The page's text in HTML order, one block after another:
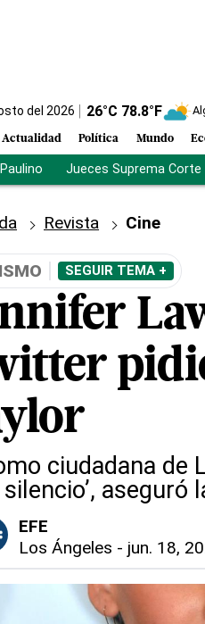
del 2026 26°C 78.8°F
Actualidad Política Mundo
Jueces Suprema Corte
Revista Cine
SEGUIR TEMA +
ciudadana
aseguró
EFE
Los Ángeles - jun. 18,